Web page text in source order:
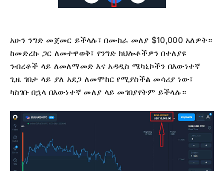
አሁን ንግድ መጀመር ይችላሉ፣ በሙከራ መለያ $10,000 አለዎት።
ከመድረኩ ጋር ለመተዋወቅ፣ የንግድ ክህሎቶችዎን በተለያዩ
ንብረቶች ላይ ለመለማመድ እና አዳዲስ ሜካኒኮችን በእውነተኛ
ጊዜ ገበታ ላይ ያለ አደጋ ለመሞከር የሚያስችል መሳሪያ ነው፣
ካስገቡ በኋላ በእውነተኛ መለያ ላይ መገበያየትም ይችላሉ።